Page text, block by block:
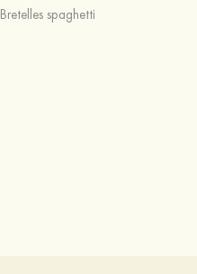
Bretelles spaghetti